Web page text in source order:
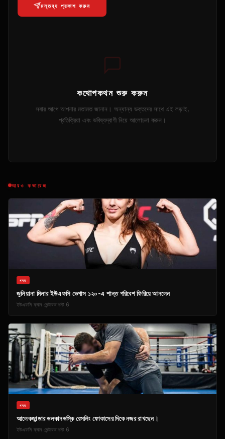
মন্তব্য প্রকাশ করুন
কথোপকথন শুরু করুন
সবার আগে আপনার মতামত জানান। অন্যান্য ভক্তদের সাথে এই লড়াই,
প্রতিক্রিয়া এবং ভবিষ্যদ্বাণী নিয়ে আলোচনা করুন।
আরও কভারেজ
খবর
জুলিয়ানা মিলার ইউএফসি ভেগাস ১২০-এ শান্ত পরিবেশ ফিরিয়ে আনলেন
ইউএফসি ফ্যান সেন্টারআগস্ট 6
খবর
আলেকজান্ডার ভলকানভস্কি রেসলিং ফোকাসের দিকে নজর রাখছেন।
ইউএফসি ফ্যান সেন্টারআগস্ট 6